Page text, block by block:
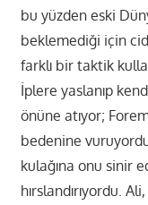
bu yüzden eski
beklemediği için
farklı bir taktik
İplere yaslanıp
önüne atıyor;
bedenine
kulağına onu sinir
hırslandırıyordu.